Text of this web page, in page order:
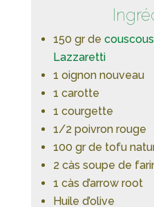
150 gr de
Lazzaretti
1 oignon nouveau
1 carotte
1 courgette
1/2 poivron rouge
100 gr de tofu
2 càs soupe de
1 càs d’arrow root
Huile d’olive